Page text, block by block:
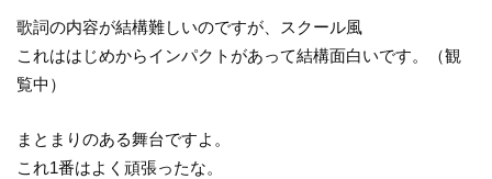
歌詞の内容が結構難しいのですが、スクール風
これははじめからインパクトがあって結構面白いです。（観
覧中）
まとまりのある舞台ですよ。
これ1番はよく頑張ったな。